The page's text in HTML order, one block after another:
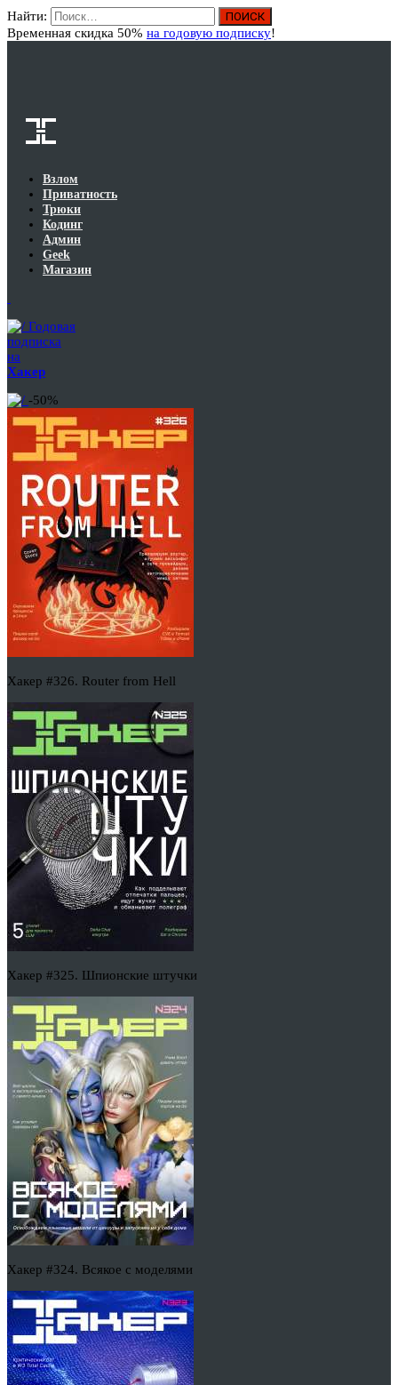
Найти:
Временная скидка 50% на годовую подписку!
Взлом
Приватность
Трюки
Кодинг
Админ
Geek
Магазин
Годовая
подписка
на
Хакер
-50%
Хакер #326. Router from Hell
Хакер #325. Шпионские штучки
Хакер #324. Всякое с моделями